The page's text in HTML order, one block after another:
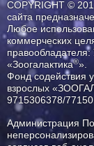
COPYRIGHT ©
сайта
Любое
коммерческих
«Зоогалактика®».
Фонд содействия
взрослых
9715306378/
Администрация